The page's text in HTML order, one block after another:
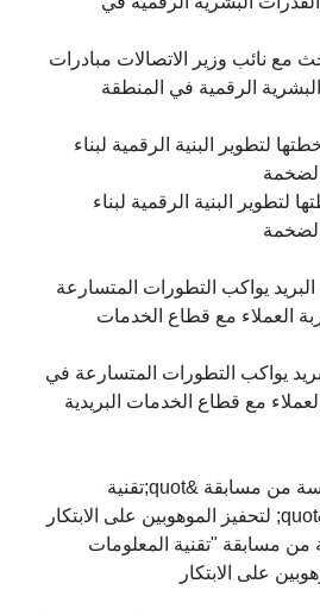
مع نائب وزير الاتصالات مبادرات
البشرية الرقمية في المنطقة
لتطوير البنية الرقمية لبناء
يواكب التطورات المتسارعة في
مع قطاع الخدمات البريدية
مسابقة "تقنية المعلومات
على الابتكار